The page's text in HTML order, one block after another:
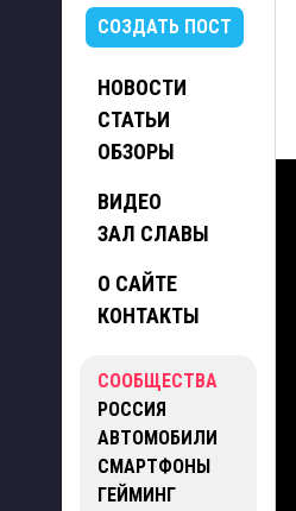
СОЗДАТЬ ПОСТ
НОВОСТИ
СТАТЬИ
ОБЗОРЫ
ВИДЕО
ЗАЛ СЛАВЫ
О САЙТЕ
КОНТАКТЫ
СООБЩЕСТВА
РОССИЯ
АВТОМОБИЛИ
СМАРТФОНЫ
ГЕЙМИНГ